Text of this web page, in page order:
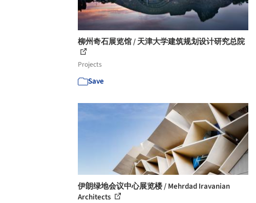
柳州奇石展览馆 / 天津大学建筑规划设计研究总院
Projects
Save
伊朗绿地会议中心展览楼 / Mehrdad Iravanian
Architects